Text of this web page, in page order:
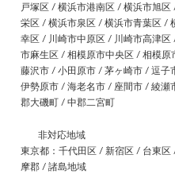
戸塚区 / 横浜市港南区 / 横浜市旭
栄区 / 横浜市泉区 / 横浜市青葉区 /
幸区 / 川崎市中原区 / 川崎市高津
市麻生区 / 相模原市中央区 / 相模
藤沢市 / 小田原市 / 茅ヶ崎市 / 逗
伊勢原市 / 海老名市 / 座間市 / 綾瀬
郡大磯町 / 中郡二宮町
非対応地域
東京都：千代田区 / 新宿区 / 台東
摩郡 / 諸島地域